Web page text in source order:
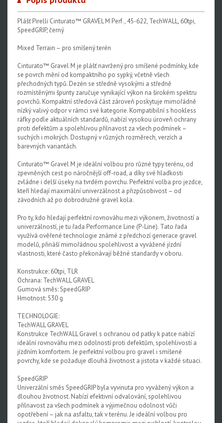
Plášť Pirelli Cinturato™ GRAVEL M Perf., 45-622, TechWALL, 60tpi,
SpeedGRIP, černý
Mixed Terrain – pro smíšený terén
Cinturato™ Gravel M je plášť navržený pro smíšené podmínky, kde
se povrch mění od kompaktního po sypký, včetně všech
přechodných typů. Dezén se středně vysokými a středně
rozmístěnými špunty zaručuje vynikající výkon na širokém spektru
povrchů. Kompaktní středová část zároveň poskytuje mimořádně
nízký valivý odpor v rámci své kategorie. Kompatibilní s hookless
ráfky podle aktuálních standardů, nabízí vysokou úroveň ochrany
proti defektům a spolehlivou přilnavost za všech podmínek –
suchých i mokrých. Dostupný v různých rozměrech, verzích a
barevných variantách.
Cinturato™ Gravel M je ideální volbou pro různé typy terénu, od
zpevněných cest po náročnější off-road, a díky své hladkosti
zvládne i delší úseky na tvrdém povrchu. Perfektní volba pro jezdce,
kteří hledají maximální univerzálnost a přizpůsobivost – od
závodních až po dobrodružné gravel kola.
Pro ty, kdo hledají perfektní rovnováhu mezi výkonem, životností a
univerzálností, je tu řada Performance Line (P-Line). Tato řada
využívá ověřené technologie známé z předchozí generace gravel
modelů, přináší mimořádnou spolehlivost a vyvážené jízdní
vlastnosti, které často překonávají běžné standardy v oboru.
Konstrukce: 60tpi, TLR
Ochrana: TechWALL GRAVEL
Gumová směs: SpeedGRIP
Hmotnost: 530 g
TECHNOLOGIE:
TechWALL GRAVEL
Konstrukce TechWALL Gravel s ochranou od patky k patce nabízí
ideální rovnováhu mezi odolností proti defektům, spolehlivostí a
jízdním komfortem. Je perfektní volbou pro gravel i smíšené
povrchy, kde se požaduje dlouhá životnost a jistota v každé situaci.
SpeedGRIP
Univerzální směs SpeedGRIP byla vyvinuta pro vyvážený výkon a
dlouhou životnost. Nabízí efektivní odvalování, spolehlivou
přilnavost za všech podmínek a výjimečnou odolnost vůči
opotřebení – jak na asfaltu, tak v terénu. Je ideální volbou pro